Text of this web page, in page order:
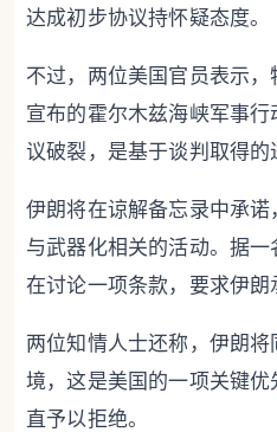
达成初步协议持怀疑态度。
不过，两位美国官员表示
宣布的霍尔木兹海峡军事
议破裂，是基于谈判取得的
伊朗将在谅解备忘录中承
与武器化相关的活动。据
在讨论一项条款，要求伊朗
两位知情人士还称，伊朗
境，这是美国的一项关键
直予以拒绝。